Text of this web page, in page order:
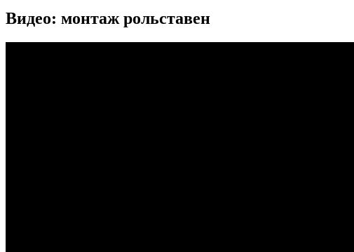
Видео: монтаж рольставен